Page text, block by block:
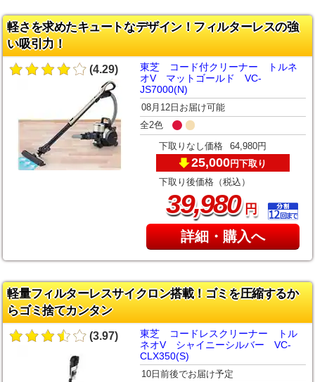
軽さを求めたキュートなデザイン！フィルターレスの強
い吸引力！
(4.29)
東芝 コード付クリーナー トルネ
オV マットゴールド VC-
JS7000(N)
08月12日お届け可能
全2色
下取りなし価格 64,980円
25,000円下取り
下取り後価格（税込）
39,980円
詳細・購入へ
軽量フィルターレスサイクロン搭載！ゴミを圧縮するか
らゴミ捨てカンタン
(3.97)
東芝 コードレスクリーナー トル
ネオV シャイニーシルバー VC-
CLX350(S)
10日前後でお届け予定